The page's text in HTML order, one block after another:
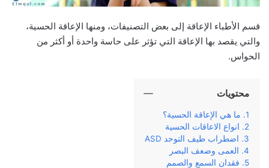
قسم الأطباء الإعاقة إلى بعض التصنيفات، ومنها الإعاقة الحسية،
والتي يقصد بها الإعاقة التي تؤثر على حاسة واحدة أو أكثر من
الحواس.
محتويات
ما هي الإعاقة الحسية؟
انواع الاعاقات الحسية
اضطراب طيف التوحد ASD
العمى وضعف البصر
فقدان السمع والصمم